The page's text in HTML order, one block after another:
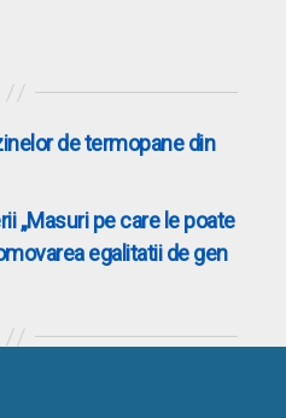
de termopane din
„Masuri pe care le poate
egalitatii de gen